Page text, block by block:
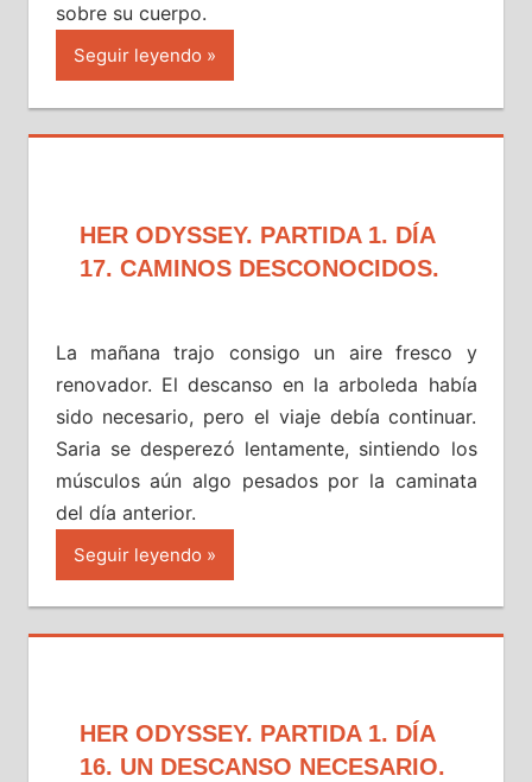
sobre su cuerpo.
Seguir leyendo
HER ODYSSEY. PARTIDA 1. DÍA
17. CAMINOS DESCONOCIDOS.
La mañana trajo consigo un aire fresco y
renovador. El descanso en la arboleda había
sido necesario, pero el viaje debía continuar.
Saria se desperezó lentamente, sintiendo los
músculos aún algo pesados por la caminata
del día anterior.
Seguir leyendo
HER ODYSSEY. PARTIDA 1. DÍA
16. UN DESCANSO NECESARIO.